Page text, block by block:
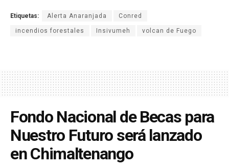
Etiquetas: Alerta Anaranjada Conred
incendios forestales Insivumeh volcan de Fuego
Fondo Nacional de Becas para
Nuestro Futuro será lanzado
en Chimaltenango